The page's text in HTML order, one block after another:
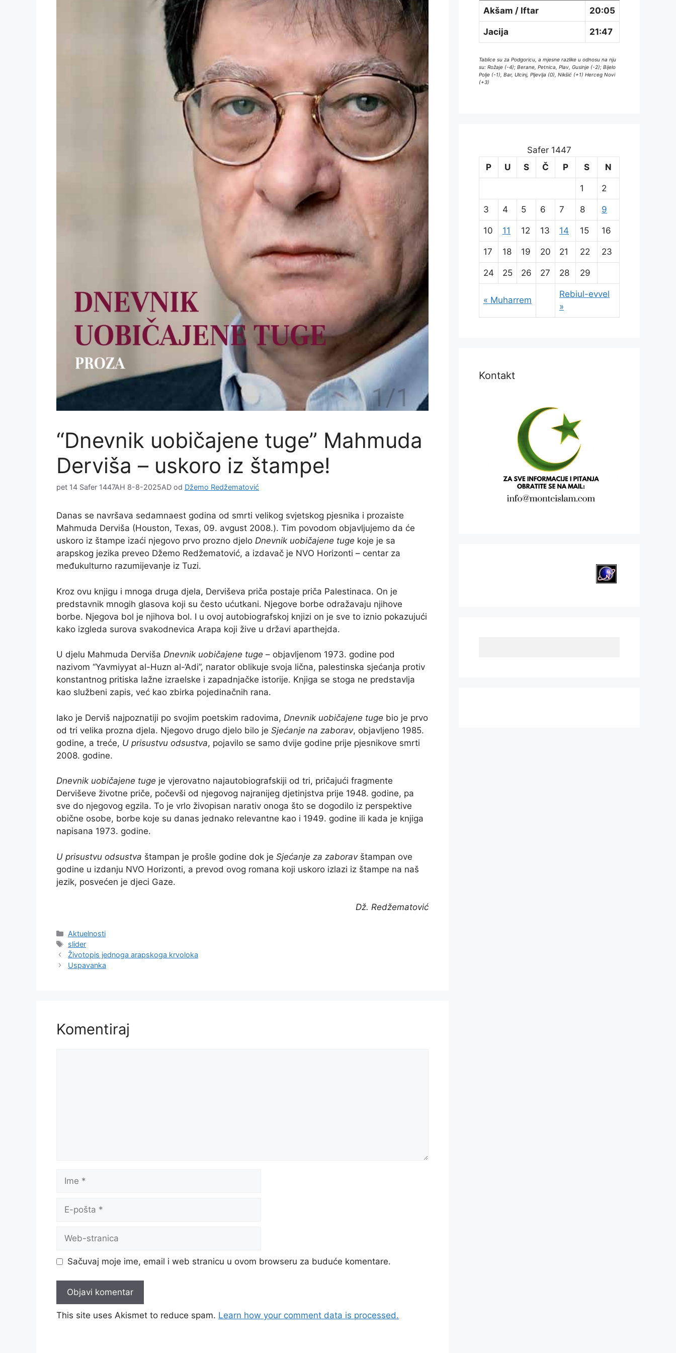
“Dnevnik uobičajene tuge” Mahmuda
Derviša – uskoro iz štampe!
pet 14 Safer 1447AH 8-8-2025AD od Džemo Redžematović
Danas se navršava sedamnaest godina od smrti velikog svjetskog pjesnika i prozaiste
Mahmuda Derviša (Houston, Texas, 09. avgust 2008.). Tim povodom objavljujemo da će
uskoro iz štampe izaći njegovo prvo prozno djelo Dnevnik uobičajene tuge koje je sa
arapskog jezika preveo Džemo Redžematović, a izdavač je NVO Horizonti – centar za
međukulturno razumijevanje iz Tuzi.
Kroz ovu knjigu i mnoga druga djela, Derviševa priča postaje priča Palestinaca. On je
predstavnik mnogih glasova koji su često ućutkani. Njegove borbe odražavaju njihove
borbe. Njegova bol je njihova bol. I u ovoj autobiografskoj knjizi on je sve to iznio pokazujući
kako izgleda surova svakodnevica Arapa koji žive u državi aparthejda.
U djelu Mahmuda Derviša Dnevnik uobičajene tuge – objavljenom 1973. godine pod
nazivom “Yavmiyyat al-Huzn al-‘Adi”, narator oblikuje svoja lična, palestinska sjećanja protiv
konstantnog pritiska lažne izraelske i zapadnjačke istorije. Knjiga se stoga ne predstavlja
kao službeni zapis, već kao zbirka pojedinačnih rana.
Iako je Derviš najpoznatiji po svojim poetskim radovima, Dnevnik uobičajene tuge bio je prvo
od tri velika prozna djela. Njegovo drugo djelo bilo je Sjećanje na zaborav, objavljeno 1985.
godine, a treće, U prisustvu odsustva, pojavilo se samo dvije godine prije pjesnikove smrti
2008. godine.
Dnevnik uobičajene tuge je vjerovatno najautobiografskiji od tri, pričajući fragmente
Derviševe životne priče, počevši od njegovog najranijeg djetinjstva prije 1948. godine, pa
sve do njegovog egzila. To je vrlo živopisan narativ onoga što se dogodilo iz perspektive
obične osobe, borbe koje su danas jednako relevantne kao i 1949. godine ili kada je knjiga
napisana 1973. godine.
U prisustvu odsustva štampan je prošle godine dok je Sjećanje za zaboravštampan ove
godine u izdanju NVO Horizonti, a prevod ovog romana koji uskoro izlazi iz štampe na naš
jezik, posvećen je djeci Gaze.
Dž. Redžematović
Kategorije
Aktuelnosti
Oznake
slider
Životopis jednoga arapskoga krvoloka
Uspavanka
Komentiraj
pošta
stranica
Sačuvaj moje ime, email i web stranicu u ovom browseru za buduće komentare.
This site uses Akismet to reduce spam. Learn how your comment data is processed.
Akšam / Iftar 20:05
Jacija 21:47
Tablice su za Podgoricu, a mjesne razlike u odnosu na nju
su: Rožaje (-4); Berane, Petnica, Plav, Gusinje (-2); Bijelo
Polje (-1), Bar, Ulcinj, Pljevlja (0), Nikšić (+1) Herceg Novi
(+3)
Safer 1447
P
U S Č P S N
« Muharrem
Rebiul-evvel
»
1 2
3 4 5 6 7 8 9
10 11 12 13 14 15 16
17 18 19 20 21 22 23
24 25 26 27 28 29
Kontakt